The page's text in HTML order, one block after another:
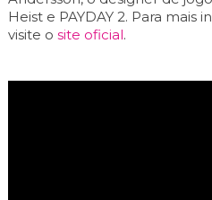
Heist e PAYDAY 2. Para mais
visite o site oficial.